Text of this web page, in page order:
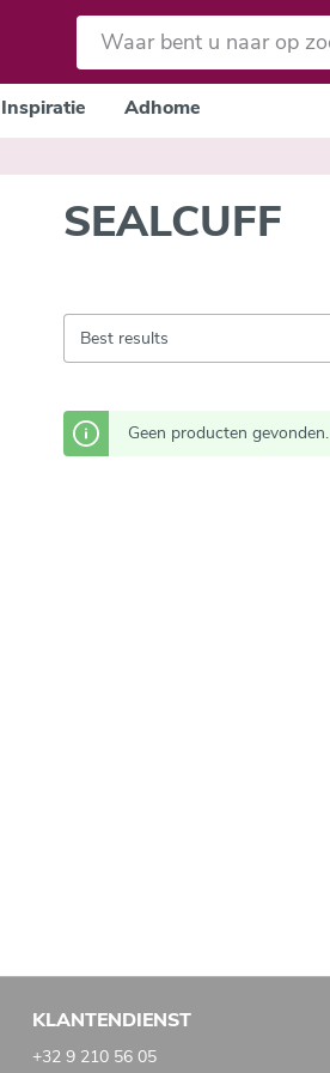
Inspiratie Adhome
SEALCUFF
Geen producten gevonden.
KLANTENDIENST
+32 9 210 56 05